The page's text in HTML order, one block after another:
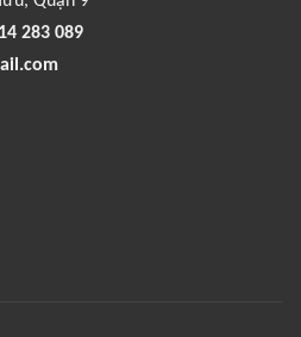
283 089